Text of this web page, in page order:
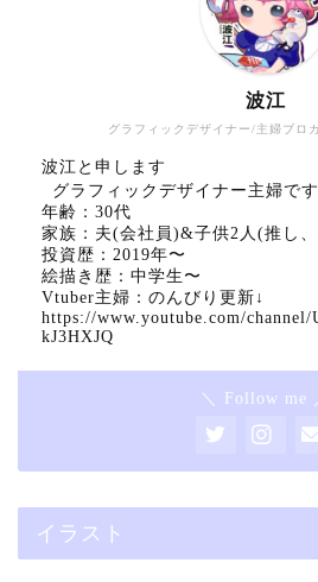
グラフィックデザイナー/主婦ブロ
波江
波江と申します
グラフィックデザイナー主婦です
年齢：30代
家族：夫(会社員)&子供2人(推し
投資歴：2019年〜
絵描き歴：中学生〜
Vtuber主婦：のんびり更新↓
https://www.youtube.com/channel/
kJ3HXJQ
＼ Follow me
イラスト